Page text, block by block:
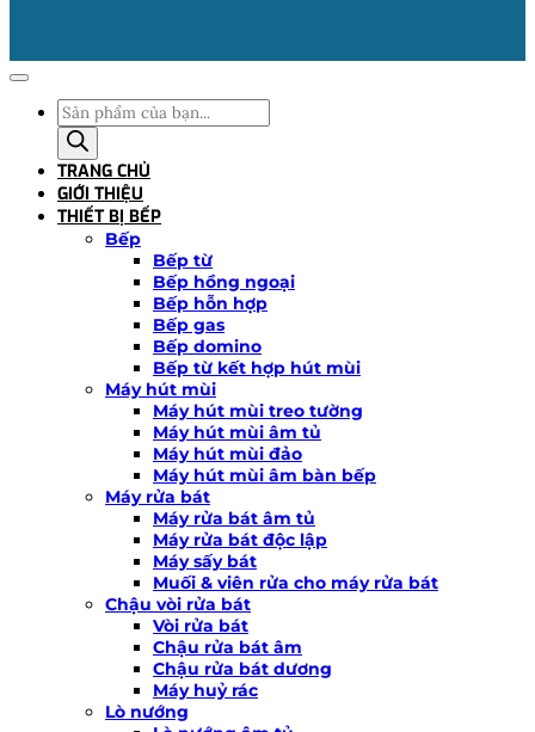
Tìm
kiếm
sản
phẩm
TRANG CHỦ
GIỚI THIỆU
THIẾT BỊ BẾP
Bếp
Bếp từ
Bếp hồng ngoại
Bếp hỗn hợp
Bếp gas
Bếp domino
Bếp từ kết hợp hút mùi
Máy hút mùi
Máy hút mùi treo tường
Máy hút mùi âm tủ
Máy hút mùi đảo
Máy hút mùi âm bàn bếp
Máy rửa bát
Máy rửa bát âm tủ
Máy rửa bát độc lập
Máy sấy bát
Muối & viên rửa cho máy rửa bát
Chậu vòi rửa bát
Vòi rửa bát
Chậu rửa bát âm
Chậu rửa bát dương
Máy huỷ rác
Lò nướng